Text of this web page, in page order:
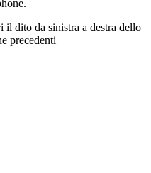
dito da sinistra a destra dello
precedenti